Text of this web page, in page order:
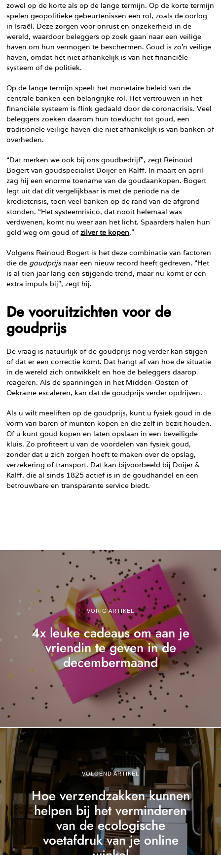
zowel op de korte als op de lange termijn. Op de korte termijn
spelen geopolitieke gebeurtenissen een rol, zoals de oorlog
in Israël. Deze zorgen voor onrust en onzekerheid in de
wereld, waardoor beleggers op zoek gaan naar een veilige
haven om hun vermogen te beschermen. Goud is zo’n veilige
haven, omdat het niet afhankelijk is van het financiële
systeem of de politiek.
Op de lange termijn speelt het monetaire beleid van de
centrale banken een belangrijke rol. Het vertrouwen in het
financiële systeem is flink gedaald door de coronacrisis. Veel
beleggers zoeken daarom hun toevlucht tot goud, een
traditionele veilige haven die niet afhankelijk is van banken of
overheden.
“Dat merken we ook bij ons goudbedrijf”, zegt Reinoud
Bogert van goudspecialist Doijer en Kalff. In maart en april
zag hij een enorme toename van de goudaankopen. Bogert
legt uit dat dit vergelijkbaar is met de periode na de
kredietcrisis, toen veel banken op de rand van de afgrond
stonden. “Het systeemrisico, dat nooit helemaal was
verdwenen, komt nu weer aan het licht. Spaarders halen hun
geld weg om goud of zilver te kopen.”
Volgens Reinoud Bogert is het deze combinatie van factoren
die de goudprijsnaar een nieuw record heeft gedreven. “Het
is al tien jaar lang een stijgende trend, maar nu komt er een
extra impuls bij”, zegt hij.
De vooruitzichten voor de
goudprijs
De vraag is natuurlijk of de goudprijs nog verder kan stijgen
of dat er een correctie komt. Dat hangt af van hoe de situatie
in de wereld zich ontwikkelt en hoe de beleggers daarop
reageren. Als de spanningen in het Midden-Oosten of
Oekraïne escaleren, kan dat de goudprijs verder opdrijven.
Als u wilt meeliften op de goudprijs, kunt u fysiek goud in de
vorm van baren of munten kopen en die zelf in bezit houden.
Of u kunt goud kopen en laten opslaan in een beveiligde
kluis. Zo profiteert u van de voordelen van fysiek goud,
zonder dat u zich zorgen hoeft te maken over de opslag,
verzekering of transport. Dat kan bijvoorbeeld bij Doijer &
Kalff, die al sinds 1825 actief is in de goudhandel en een
betrouwbare en transparante service biedt.
VORIG ARTIKEL
4x leuke cadeaus om aan je
vriendin te geven in de
decembermaand
VOLGEND ARTIKEL
Hoe verzendzakken kunnen
helpen bij het verminderen
van de ecologische
voetafdruk van je online